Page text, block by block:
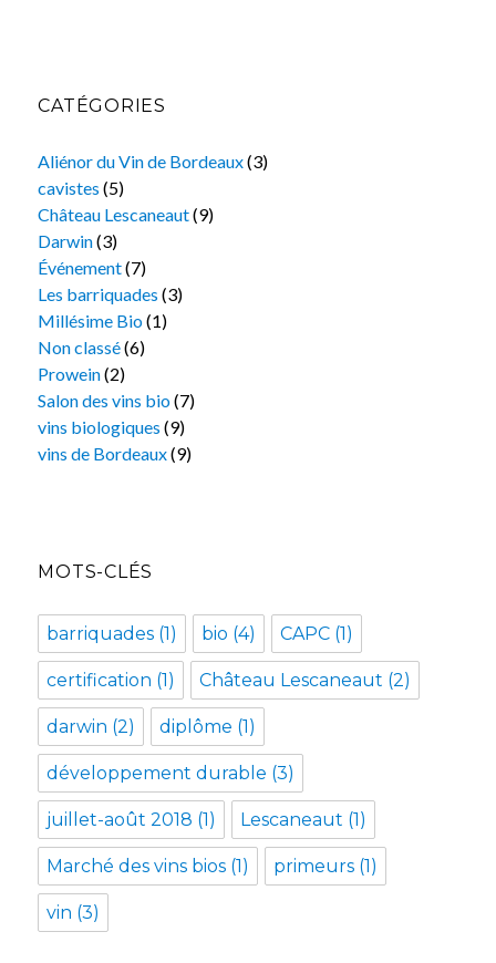
CATÉGORIES
Aliénor du Vin de Bordeaux(3)
cavistes (5)
Château Lescaneaut(9)
Darwin(3)
Événement(7)
Les barriquades (3)
Millésime Bio(1)
Non classé(6)
Prowein(2)
Salon des vins bio(7)
vins biologiques (9)
vins de Bordeaux(9)
MOTS-CLÉS
barriquades (1) bio (4) CAPC (1)
certification (1) Château Lescaneaut (2)
darwin (2) diplôme (1)
développement durable (3)
juillet-août 2018 (1) Lescaneaut (1)
Marché des vins bios (1) primeurs (1)
vin (3)